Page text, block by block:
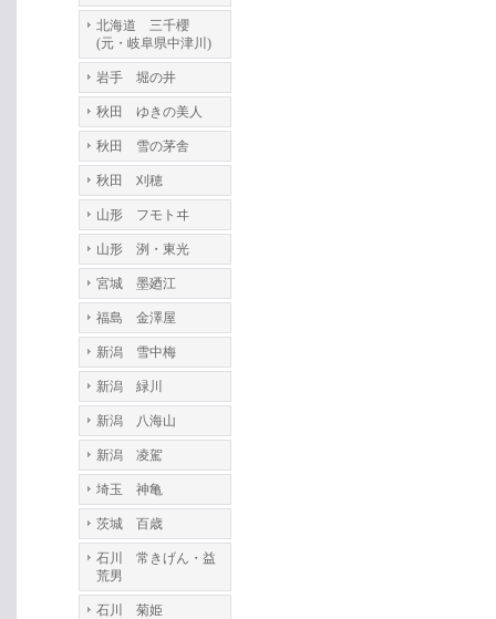
北海道 三千櫻
(元・岐阜県中津川)
岩手 堀の井
秋田 ゆきの美人
秋田 雪の茅舎
秋田 刈穂
山形 フモトヰ
山形 洌・東光
宮城 墨廼江
福島 金澤屋
新潟 雪中梅
新潟 緑川
新潟 八海山
新潟 凌駕
埼玉 神亀
茨城 百歳
石川 常きげん・益
荒男
石川 菊姫